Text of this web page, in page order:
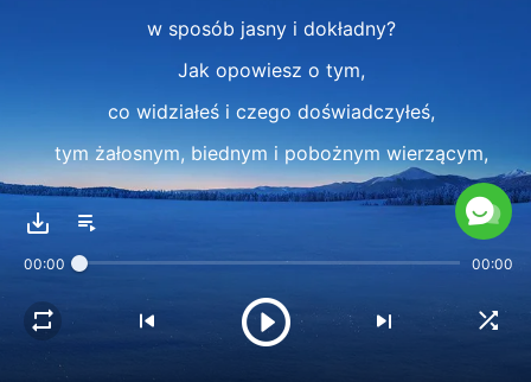
w sposób jasny i dokładny?
Jak opowiesz o tym,
co widziałeś i czego doświadczyłeś,
tym żałosnym, biednym i pobożnym wierzącym,
którzy wygłodniali i spragnieni
Jacy ludzie czekają na ciebie,
00:00 00:00